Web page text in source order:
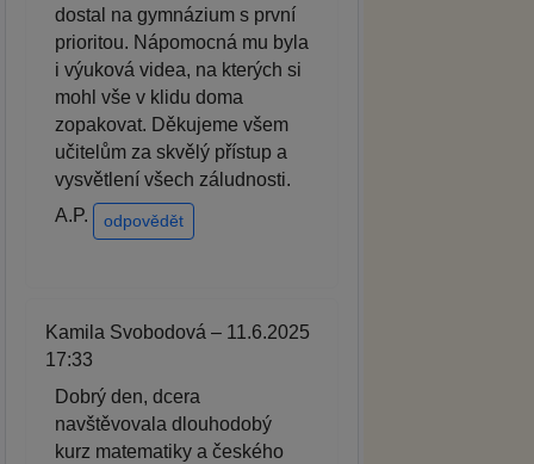
dostal na gymnázium s první
prioritou. Nápomocná mu byla
i výuková videa, na kterých si
mohl vše v klidu doma
zopakovat. Děkujeme všem
učitelům za skvělý přístup a
vysvětlení všech záludnosti.
A.P.
odpovědět
Kamila Svobodová – 11.6.2025
17:33
Dobrý den, dcera
navštěvovala dlouhodobý
kurz matematiky a českého